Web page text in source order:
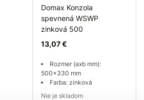
Domax Konzola
spevnená WSWP
zinková 500
13,07 €
Rozmer (axb mm):
500x330 mm
Farba: zinková
Nie je skladom